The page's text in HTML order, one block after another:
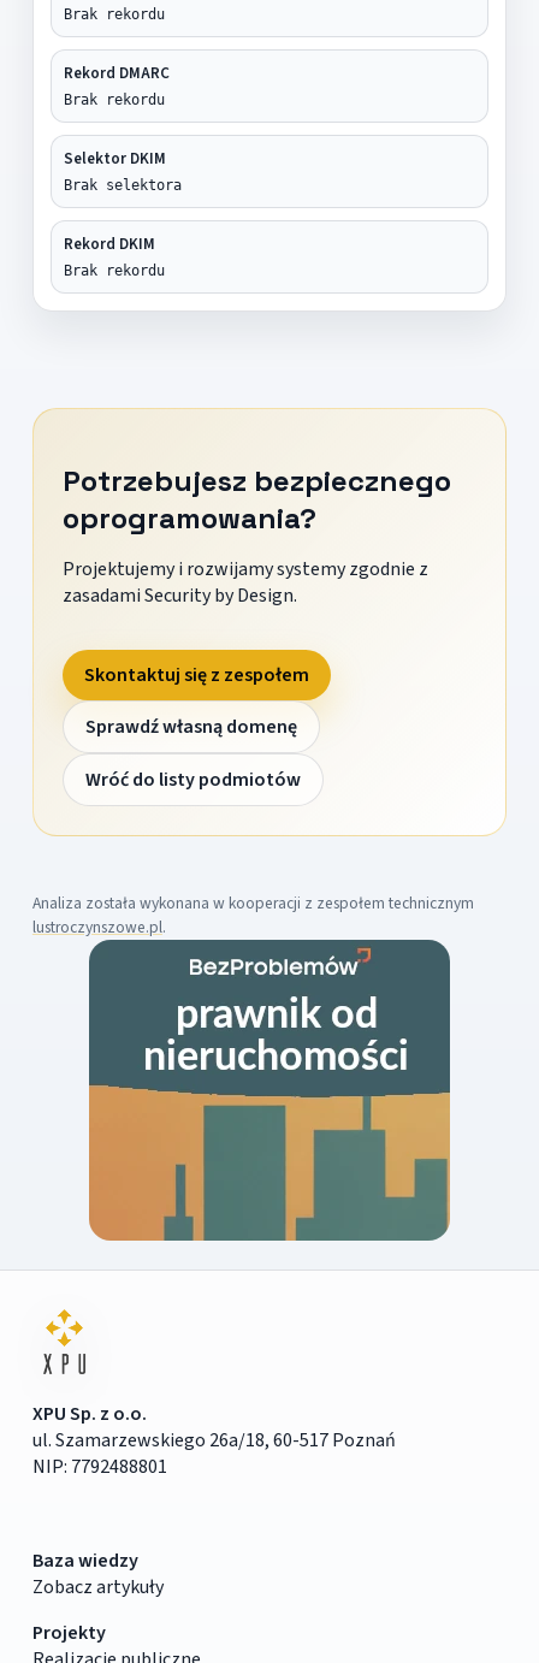
Brak rekordu
Rekord DMARC
Brak rekordu
Selektor DKIM
Brak selektora
Rekord DKIM
Brak rekordu
Potrzebujesz bezpiecznego
oprogramowania?
Projektujemy i rozwijamy systemy zgodnie z
zasadami Security by Design.
Skontaktuj się z zespołem
Sprawdź własną domenę
Wróć do listy podmiotów
Analiza została wykonana w kooperacji z zespołem technicznym
lustroczynszowe.pl.
XPU Sp. z o.o.
ul. Szamarzewskiego 26a/18, 60-517 Poznań
NIP: 7792488801
Baza wiedzy
Zobacz artykuły
Projekty